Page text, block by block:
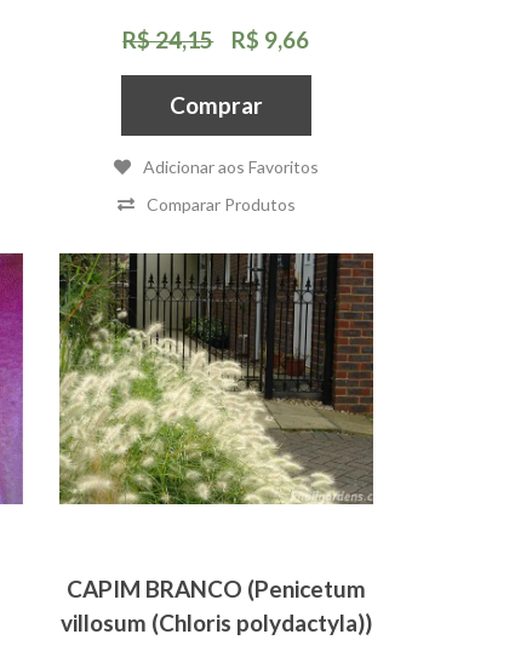
R$ 24,15 R$ 9,66
Comprar
Comparar Produtos
Adicionar aos Favoritos
CAPIM BRANCO (Penicetum
villosum (Chloris polydactyla))